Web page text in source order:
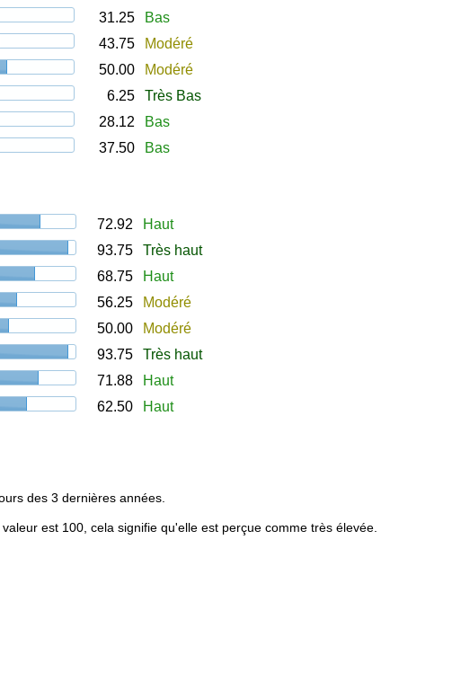
31.25
Bas
43.75
Modéré
50.00
Modéré
6.25
Très Bas
28.12
Bas
37.50 Bas
72.92
Haut
93.75
Très haut
68.75
Haut
56.25
Modéré
50.00
Modéré
93.75
Très haut
71.88
Haut
62.50 Haut
des 3 dernières années.
est 100, cela signifie qu'elle est perçue comme très élevée.